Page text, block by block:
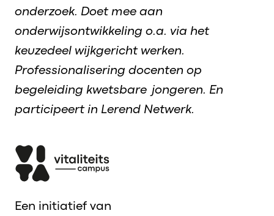
onderzoek. Doet mee aan
onderwijsontwikkeling o.a. via het
keuzedeel wijkgericht werken.
Professionalisering docenten op
begeleiding kwetsbare jongeren. En
participeert in Lerend Netwerk.
Een initiatief van